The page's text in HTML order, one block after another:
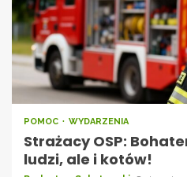
POMOC WYDARZENIA
Strażacy OSP:
ludzi, ale i kotów!